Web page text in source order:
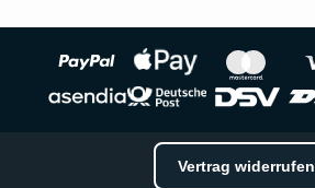
Vertrag widerrufen